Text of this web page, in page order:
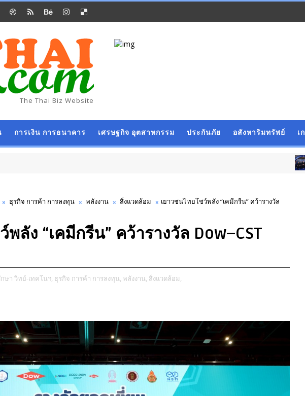
The Thai Biz Website
การเงิน การธนาคาร เศรษฐกิจ อุตสาหกรรม ประกันภัย อสังหาริมทรัพย์ เ
ธุรกิจ การค้
ธุรกิจ การค้า การลงทุน พลังงาน สิ่งแวดล้อม
เยาวชนไทยโชว์พลัง “เคมีกรีน” คว้ารางวัล
ลัง “เคมีกรีน” คว้ารางวัล Dow–CST
ษา วิทย์-เทคโนฯ, ธุรกิจ การค้า การลงทุน, พลังงาน, สิ่งแวดล้อม,